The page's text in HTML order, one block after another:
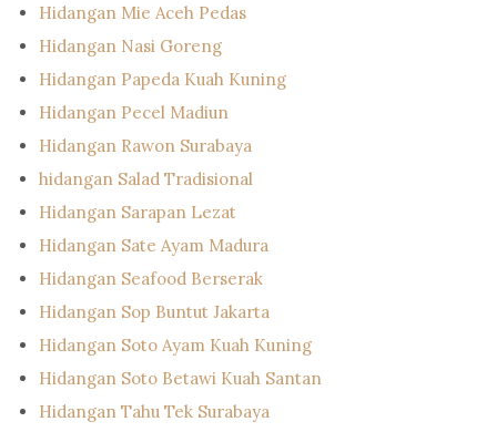
Hidangan Mie Aceh Pedas
Hidangan Nasi Goreng
Hidangan Papeda Kuah Kuning
Hidangan Pecel Madiun
Hidangan Rawon Surabaya
hidangan Salad Tradisional
Hidangan Sarapan Lezat
Hidangan Sate Ayam Madura
Hidangan Seafood Berserak
Hidangan Sop Buntut Jakarta
Hidangan Soto Ayam Kuah Kuning
Hidangan Soto Betawi Kuah Santan
Hidangan Tahu Tek Surabaya